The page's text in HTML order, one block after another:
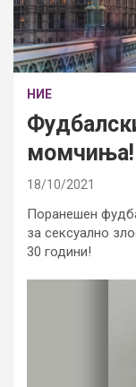
НИЕ
момчиња!
18/10/2021
Поранешен
за сексуално
30 години!